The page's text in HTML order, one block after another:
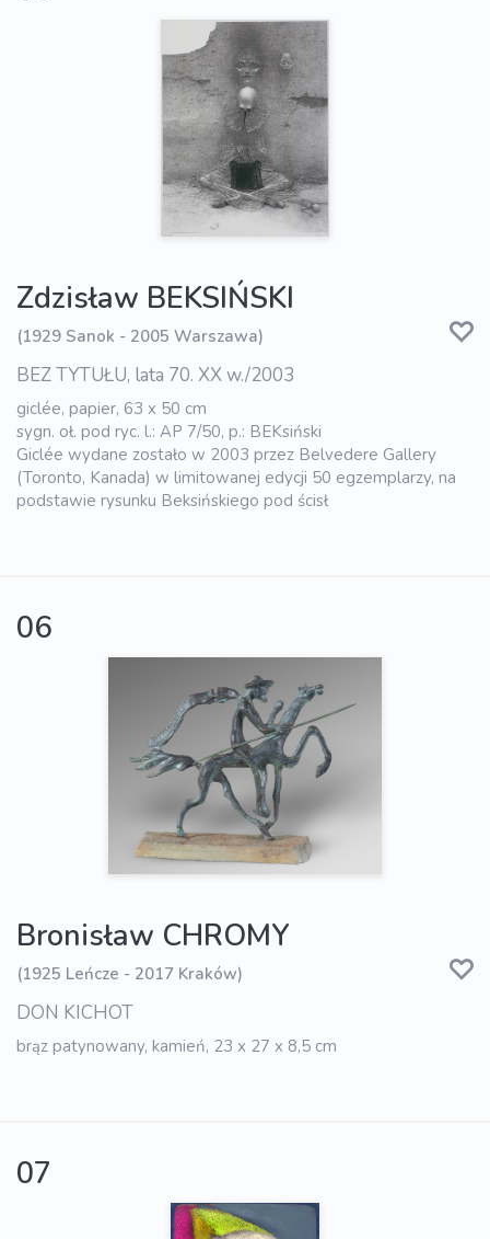
Zdzisław BEKSIŃSKI
(1929 Sanok - 2005 Warszawa)
BEZ TYTUŁU, lata 70. XX w./2003
giclée, papier, 63 x 50 cm
sygn. oł. pod ryc. l.: AP 7/50, p.: BEKsiński
Giclée wydane zostało w 2003 przez Belvedere Gallery
(Toronto, Kanada) w limitowanej edycji 50 egzemplarzy, na
podstawie rysunku Beksińskiego pod ścisł
06
Bronisław CHROMY
(1925 Leńcze - 2017 Kraków)
DON KICHOT
brąz patynowany, kamień, 23 x 27 x 8,5 cm
07